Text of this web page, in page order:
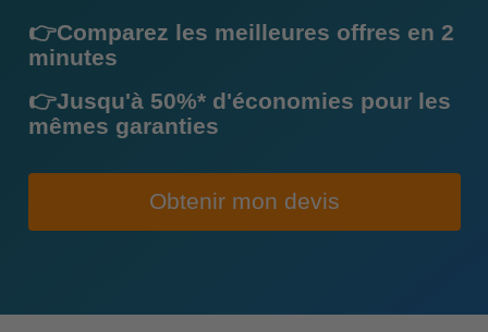
👉Comparez les meilleures offres en 2
minutes
👉Jusqu'à 50%* d'économies pour les
mêmes garanties
Obtenir mon devis